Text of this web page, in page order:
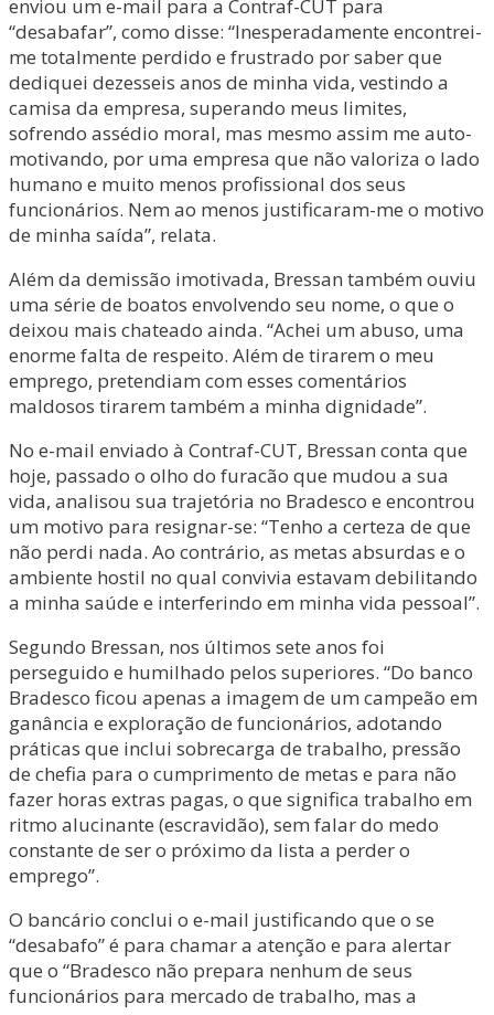
enviou um e-mail para a Contraf-CUT para
“desabafar”, como disse: “Inesperadamente encontrei-
me totalmente perdido e frustrado por saber que
dediquei dezesseis anos de minha vida, vestindo a
camisa da empresa, superando meus limites,
sofrendo assédio moral, mas mesmo assim me auto-
motivando, por uma empresa que não valoriza o lado
humano e muito menos profissional dos seus
funcionários. Nem ao menos justificaram-me o motivo
de minha saída”, relata.
Além da demissão imotivada, Bressan também ouviu
uma série de boatos envolvendo seu nome, o que o
deixou mais chateado ainda. “Achei um abuso, uma
enorme falta de respeito. Além de tirarem o meu
emprego, pretendiam com esses comentários
maldosos tirarem também a minha dignidade”.
No e-mail enviado à Contraf-CUT, Bressan conta que
hoje, passado o olho do furacão que mudou a sua
vida, analisou sua trajetória no Bradesco e encontrou
um motivo para resignar-se: “Tenho a certeza de que
não perdi nada. Ao contrário, as metas absurdas e o
ambiente hostil no qual convivia estavam debilitando
a minha saúde e interferindo em minha vida pessoal”.
Segundo Bressan, nos últimos sete anos foi
perseguido e humilhado pelos superiores. “Do banco
Bradesco ficou apenas a imagem de um campeão em
ganância e exploração de funcionários, adotando
práticas que inclui sobrecarga de trabalho, pressão
de chefia para o cumprimento de metas e para não
fazer horas extras pagas, o que significa trabalho em
ritmo alucinante (escravidão), sem falar do medo
constante de ser o próximo da lista a perder o
emprego”.
O bancário conclui o e-mail justificando que o se
“desabafo” é para chamar a atenção e para alertar
que o “Bradesco não prepara nenhum de seus
funcionários para mercado de trabalho, mas a